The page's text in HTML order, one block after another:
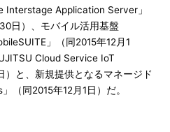
Interstage Application Server」
日）、モバイル活用基盤
」（同2015年12月1
Cloud Service IoT
と、新規提供となるマネージド
（同2015年12月1日）だ。